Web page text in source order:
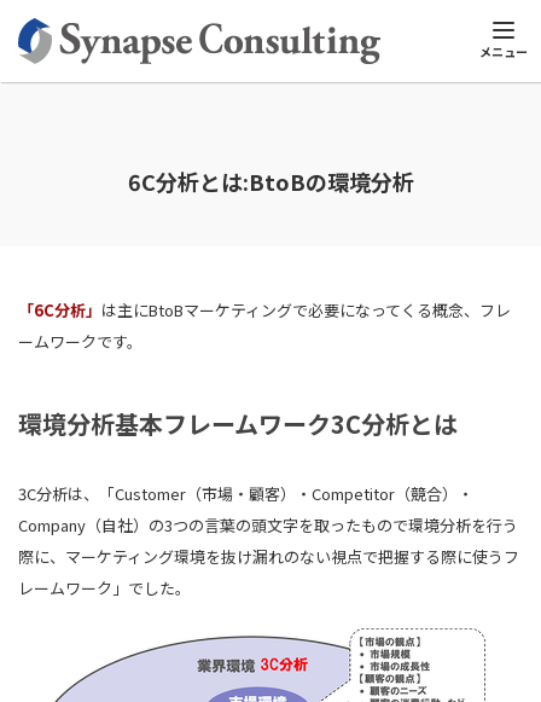
メニュー
シナプスTOP マーケティング用語集 英数字 6C分析とは:BtoB
6C分析とは:BtoBの環境分析
「6C分析」 は主にBtoBマーケティングで必要になってくる概念、フレ
ームワークです。
環境分析基本フレームワーク3C分析とは
3C分析は、「Customer（市場・顧客）・Competitor（競合）・
Company（自社）の3つの言葉の頭文字を取ったもので環境分析を行う
際に、マーケティング環境を抜け漏れのない視点で把握する際に使うフ
レームワーク」でした。